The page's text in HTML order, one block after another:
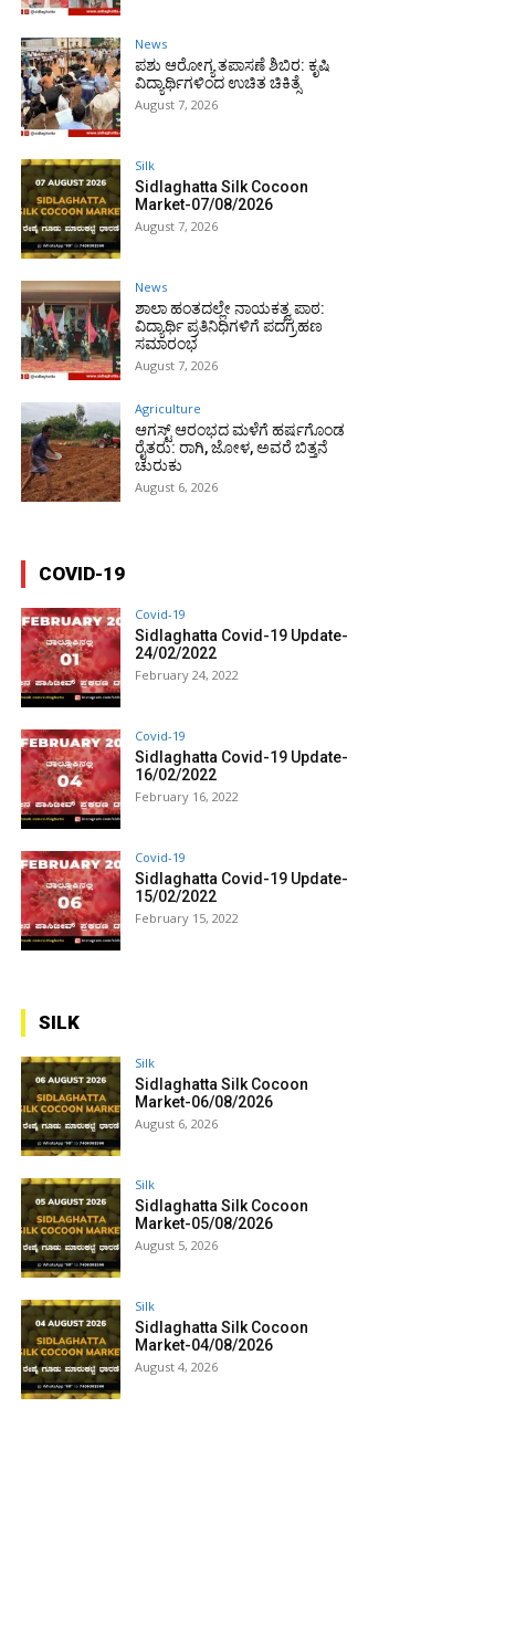
News
ಪಶು ಆರೋಗ್ಯ ತಪಾಸಣೆ ಶಿಬಿರ: ಕೃಷಿ
ವಿದ್ಯಾರ್ಥಿಗಳಿಂದ ಉಚಿತ ಚಿಕಿತ್ಸೆ
August 7, 2026
Silk
Sidlaghatta Silk Cocoon
Market-07/08/2026
August 7, 2026
News
ಶಾಲಾ ಹಂತದಲ್ಲೇ ನಾಯಕತ್ವ ಪಾಠ:
ವಿದ್ಯಾರ್ಥಿ ಪ್ರತಿನಿಧಿಗಳಿಗೆ ಪದಗ್ರಹಣ
ಸಮಾರಂಭ
August 7, 2026
Agriculture
ಆಗಸ್ಟ್ ಆರಂಭದ ಮಳೆಗೆ ಹರ್ಷಗೊಂಡ
ರೈತರು: ರಾಗಿ, ಜೋಳ, ಅವರೆ ಬಿತ್ತನೆ
ಚುರುಕು
August 6, 2026
COVID-19
Covid-19
Sidlaghatta Covid-19 Update-
24/02/2022
February 24, 2022
Covid-19
Sidlaghatta Covid-19 Update-
16/02/2022
February 16, 2022
Covid-19
Sidlaghatta Covid-19 Update-
15/02/2022
February 15, 2022
SILK
Silk
Sidlaghatta Silk Cocoon
Market-06/08/2026
August 6, 2026
Silk
Sidlaghatta Silk Cocoon
Market-05/08/2026
August 5, 2026
Silk
Sidlaghatta Silk Cocoon
Market-04/08/2026
August 4, 2026